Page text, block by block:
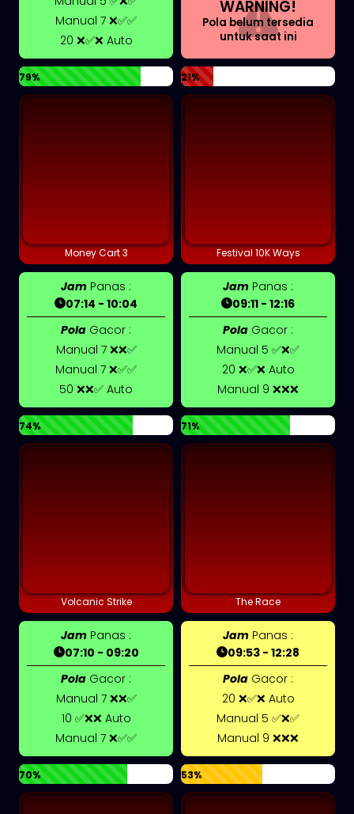
Manual 7 ❌✅✅
20 ❌✅❌ Auto
79%
WARNING!
Pola belum tersedia
untuk saat ini
21%
Money Cart 3
Jam Panas :
07:14 - 10:04
Pola Gacor :
Manual 7 ❌❌✅
Manual 7 ❌✅✅
50 ❌❌✅ Auto
74%
Festival 10K Ways
Jam Panas :
09:11 - 12:16
Pola Gacor :
Manual 5 ✅❌✅
20 ❌✅❌ Auto
Manual 9 ❌❌❌
71%
Volcanic Strike
Jam Panas :
07:10 - 09:20
Pola Gacor :
Manual 7 ❌❌✅
10 ✅❌❌ Auto
Manual 7 ❌✅✅
70%
The Race
Jam Panas :
09:53 - 12:28
Pola Gacor :
20 ❌✅❌ Auto
Manual 5 ✅❌✅
Manual 9 ❌❌❌
53%